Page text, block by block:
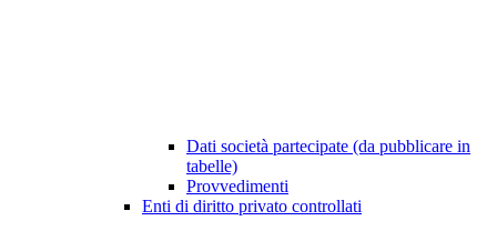
Dati società partecipate (da pubblicare in
tabelle)
Provvedimenti
Enti di diritto privato controllati